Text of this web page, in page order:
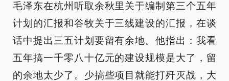
毛泽东在杭州听取余秋里关于编制第三个五年
计划的汇报和谷牧关于三线建设的汇报，在谈
话中提出三五计划要留有余地。他指出：我看
五年搞一千零八十亿元的建设规模是大了，留
的余地太少了。少搞些项目就能打歼灭战，大